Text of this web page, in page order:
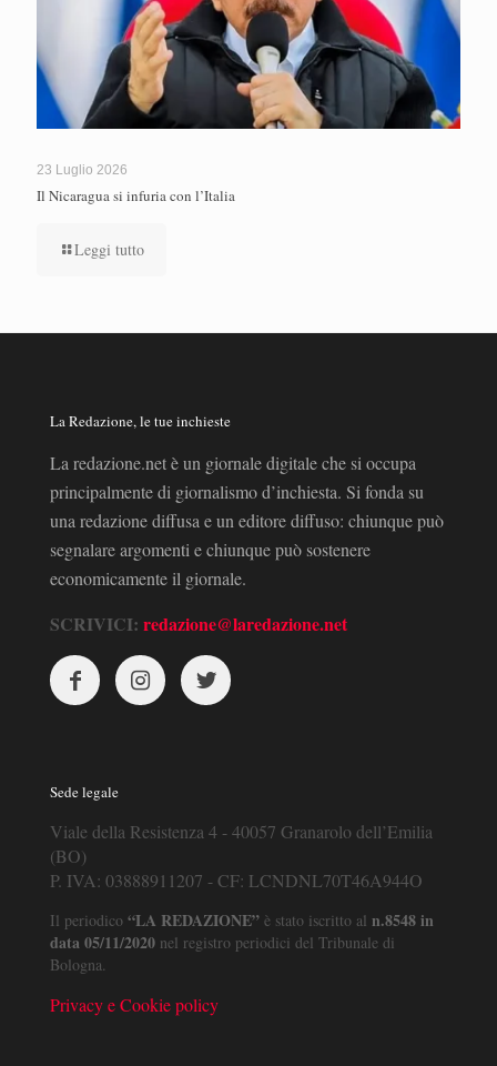
23 Luglio 2026
Il Nicaragua si infuria con l’Italia
Leggi tutto
La Redazione, le tue inchieste
La redazione.net è un giornale digitale che si occupa
principalmente di giornalismo d’inchiesta. Si fonda su
una redazione diffusa e un editore diffuso: chiunque può
segnalare argomenti e chiunque può sostenere
economicamente il giornale.
SCRIVICI: redazione@laredazione.net
Sede legale
Viale della Resistenza 4 - 40057 Granarolo dell’Emilia
(BO)
P. IVA: 03888911207 - CF: LCNDNL70T46A944O
Il periodico “LA REDAZIONE” è stato iscritto al n.8548 in
data 05/11/2020 nel registro periodici del Tribunale di
Bologna.
Privacy e Cookie policy